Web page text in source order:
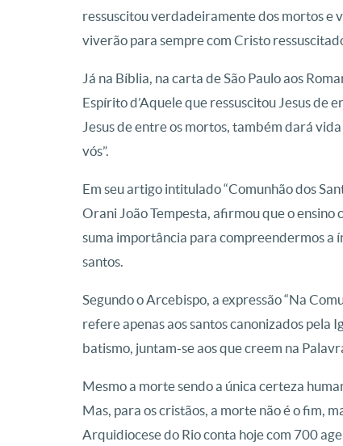
ressuscitou verdadeiramente dos mortos e
viverão para sempre com Cristo
Já na Bíblia, na carta de São Paulo aos
Espírito d’Aquele que ressuscitou Jesus de
Jesus de entre os mortos, também dará
vós”.
Em seu artigo intitulado “Comunhão dos
Orani João Tempesta, afirmou que o
suma importância para compreendermos a
santos.
Segundo o Arcebispo, a expressão “Na
refere apenas aos santos canonizados pela
batismo, juntam-se aos que creem na
Mesmo a morte sendo a única certeza
Mas, para os cristãos, a morte não é o fim,
Arquidiocese do Rio conta hoje com 700